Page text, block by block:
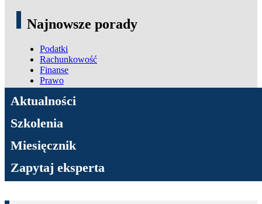
Najnowsze porady
Podatki
Rachunkowość
Finanse
Prawo
ADN Podatki
Aktualności
Szkolenia
Miesięcznik
Zapytaj eksperta